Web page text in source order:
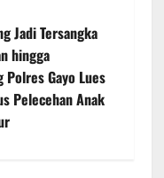
Jadi Tersangka
hingga
Polres Gayo Lues
Pelecehan Anak